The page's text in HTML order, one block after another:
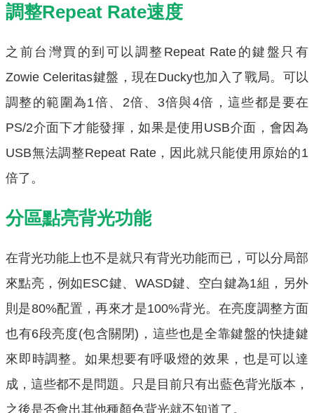
調整Repeat Rate速度
之前台灣買的到可以調整Repeat Rate的鍵盤只有
Zowie Celeritas鍵盤，現在Ducky也加入了戰局。可以
調整的範圍為1倍、2倍、3倍與4倍，這些都是要在
PS/2介面下才能發揮，如果是使用USB介面，會因為
USB無法調整Repeat Rate，因此就只能使用原始的1
倍了。
分區點亮背光功能
在背光功能上也不是就只有背光功能而已，可以分局部
來點亮，例如ESC鍵、WASD鍵、空白鍵為1組，另外
則是80%配置，再來才是100%背光。在亮度調整方面
也有6段亮度(包含關閉)，這些也是全靠鍵盤的快捷鍵
來即時調整。如果想要有呼吸燈的效果，也是可以達
成，這些都不是問題。只是目前只有出藍色背光版本，
之後是否會出其他種顏色背光就不知道了。